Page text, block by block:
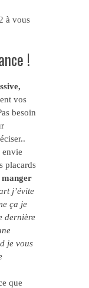
à vous
!
vos
besoin
envie
placards
manger
j’évite
ça je
dernière
je vous
que